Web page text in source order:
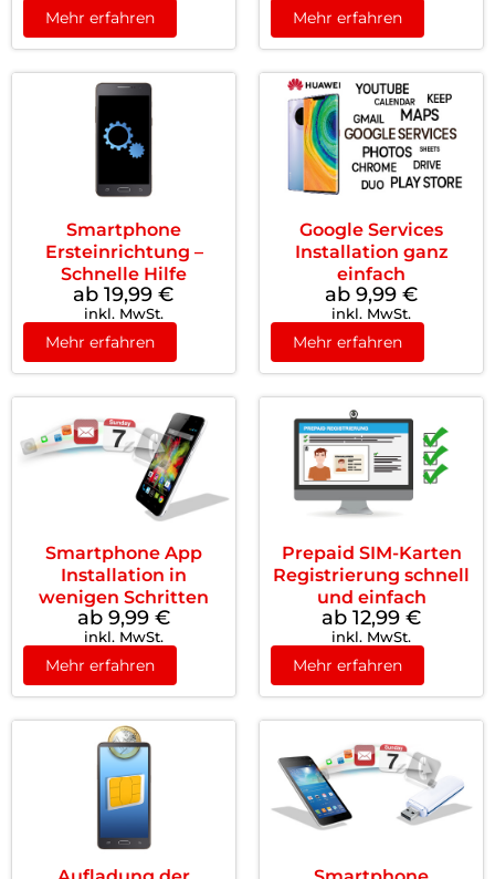
Mehr erfahren Mehr erfahren
Smartphone
Ersteinrichtung –
Schnelle Hilfe
ab 19,99 €
inkl. MwSt.
Mehr erfahren
Google Services
Installation ganz
einfach
ab 9,99 €
inkl. MwSt.
Mehr erfahren
Smartphone App
Installation in
wenigen Schritten
ab 9,99 €
inkl. MwSt.
Mehr erfahren
Prepaid SIM-Karten
Registrierung schnell
und einfach
ab 12,99 €
inkl. MwSt.
Mehr erfahren